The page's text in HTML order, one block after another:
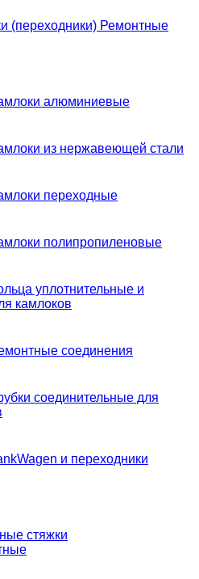
(переходники) Ремонтные
алюминиевые
из нержавеющей стали
переходные
полипропиленовые
уплотнительные и
камлоков
соединения
соединительные для
и переходники
стяжки